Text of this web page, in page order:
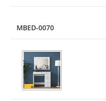
MBED-0070